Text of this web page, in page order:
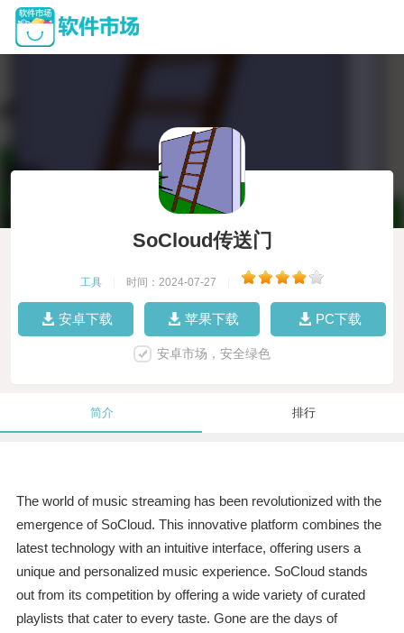
SoCloud传送门
工具 时间：2024-07-27
安卓下载 苹果下载 PC下载
安卓市场，安全绿色
简介 排行
The world of music streaming has been revolutionized with the
emergence of SoCloud. This innovative platform combines the
latest technology with an intuitive interface, offering users a
unique and personalized music experience. SoCloud stands
out from its competition by offering a wide variety of curated
playlists that cater to every taste. Gone are the days of